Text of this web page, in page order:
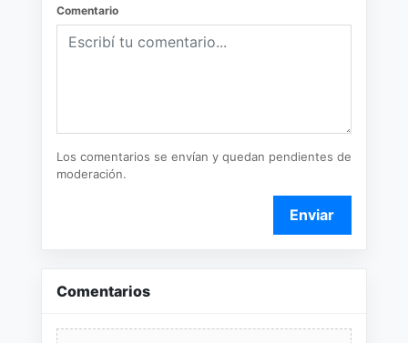
Comentario
Los comentarios se envían y quedan pendientes de
moderación.
Enviar
Comentarios